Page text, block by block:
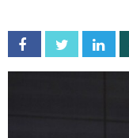
Facebook Twitter